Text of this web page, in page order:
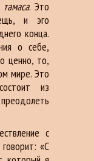
тамаса. Это
и эго
конца.
о себе,
ценно, то,
мире. Это
из
с
«С